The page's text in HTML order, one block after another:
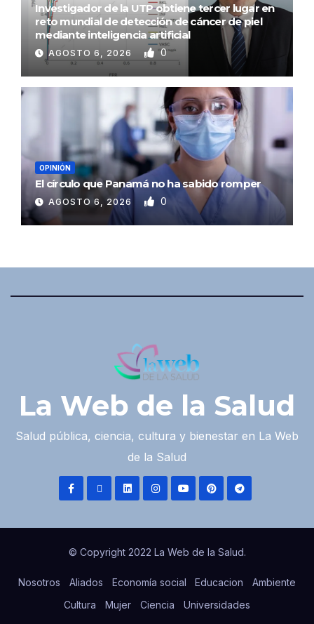
Investigador de la UTP obtiene tercer lugar en
reto mundial de detección de cáncer de piel
mediante inteligencia artificial
AGOSTO 6, 2026 0
OPINIÓN
El círculo que Panamá no ha sabido romper
AGOSTO 6, 2026 0
La Web de la Salud
Salud pública, ciencia, cultura y bienestar en La Web
de la Salud
© Copyright 2022 La Web de la Salud.
Nosotros Aliados Economía social Educacion
Ambiente
Cultura
Mujer Ciencia
Universidades